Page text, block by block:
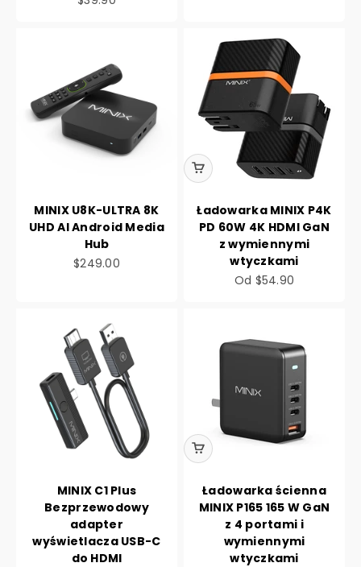
MINIX U8K-ULTRA 8K
UHD Al Android Media
Hub
Cena promocyjna
$249.00
Ładowarka MINIX P4K
PD 60W 4K HDMI GaN
z wymiennymi
wtyczkami
Cena promocyjna
Od $54.90
MINIX C1 Plus
Bezprzewodowy
adapter
wyświetlacza USB-C
do HDMI
Ładowarka ścienna
MINIX P165 165 W GaN
z 4 portami i
wymiennymi
wtyczkami